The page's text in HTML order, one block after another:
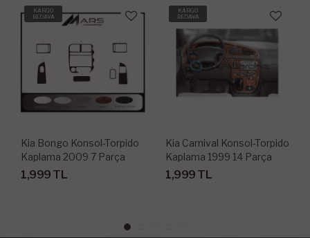
KARGO
BEDAVA
Kia Bongo Konsol-Torpido
Kaplama 2009 7 Parça
1,999 TL
KARGO
BEDAVA
Kia Carnival Konsol-Torpido
Kaplama 1999 14 Parça
1,999 TL